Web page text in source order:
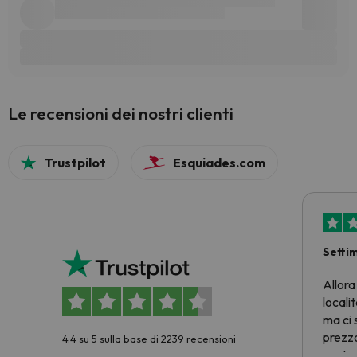
Le recensioni dei nostri clienti
Trustpilot Esquiades.com
4.4 su 5 sulla base di 2239 recensioni
Allora
ma ci